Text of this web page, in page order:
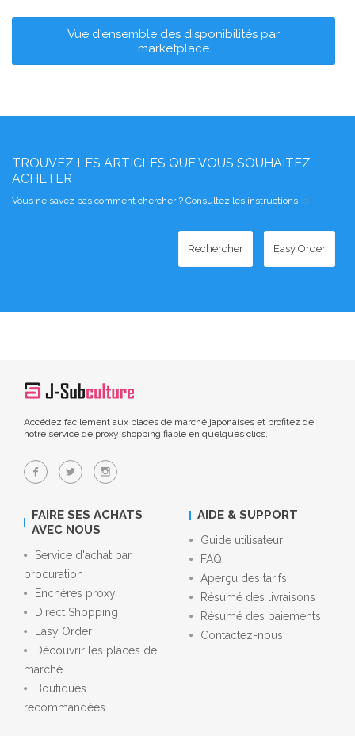
Vue d'ensemble des disponibilités par
marketplace
TROUVEZ LES ARTICLES QUE VOUS SOUHAITEZ
ACHETER
Vous ne savez pas comment chercher ? Consultez les instructions ici.
Rechercher Easy Order
Accédez facilement aux places de marché japonaises et profitez de
notre service de proxy shopping fiable en quelques clics.
FAIRE SES ACHATS
AVEC NOUS
Service d'achat par
procuration
Enchères proxy
Direct Shopping
Easy Order
Découvrir les places de
marché
Boutiques
recommandées
AIDE & SUPPORT
Guide utilisateur
FAQ
Aperçu des tarifs
Résumé des livraisons
Résumé des paiements
Contactez-nous